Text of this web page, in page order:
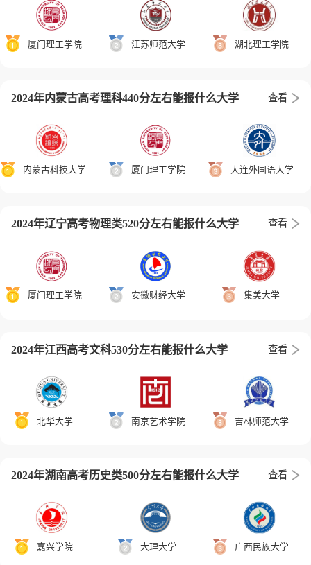
厦门理工学院 江苏师范大学 湖北理工学院
2024年内蒙古高考理科440分左右能报什么大学 查看
内蒙古科技大学 厦门理工学院 大连外国语大学
2024年辽宁高考物理类520分左右能报什么大学 查看
厦门理工学院 安徽财经大学 集美大学
2024年江西高考文科530分左右能报什么大学 查看
北华大学 南京艺术学院 吉林师范大学
2024年湖南高考历史类500分左右能报什么大学 查看
嘉兴学院 大理大学 广西民族大学